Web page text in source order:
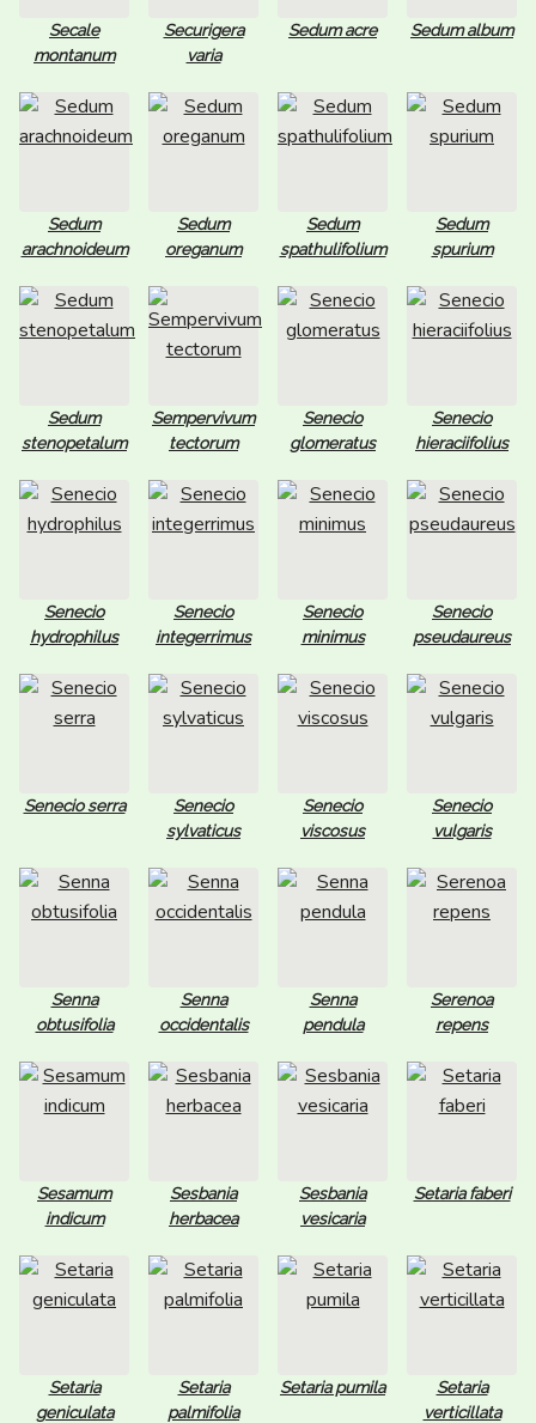
Secale
montanum
Securigera
varia
Sedum acre Sedum album
Sedum
arachnoideum
Sedum
oreganum
Sedum
spathulifolium
Sedum
spurium
Sedum
stenopetalum
Sempervivum
tectorum
Senecio
glomeratus
Senecio
hieraciifolius
Senecio
hydrophilus
Senecio
integerrimus
Senecio
minimus
Senecio
pseudaureus
Senecio serra
Senecio
sylvaticus
Senecio
viscosus
Senecio
vulgaris
Senna
obtusifolia
Senna
occidentalis
Senna
pendula
Serenoa
repens
Sesamum
indicum
Sesbania
herbacea
Sesbania
vesicaria
Setaria faberi
Setaria
geniculata
Setaria
palmifolia
Setaria pumila
Setaria
verticillata